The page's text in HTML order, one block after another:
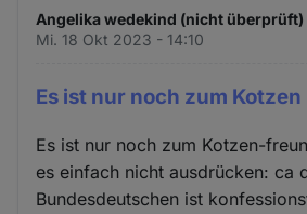
Angelika wedekind (nicht überprüft)
Mi. 18 Okt 2023 - 14:10
Es ist nur noch zum Kotzen
Es ist nur noch zum Kotzen-
es einfach nicht ausdrücken: ca
Bundesdeutschen ist